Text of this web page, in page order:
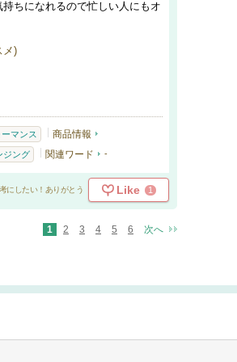
ちになれるので忙しい人にもオ
メ)
マンス 商品情報
ジング 関連ワード -
にしたい！ありがとう Like 1
1 2 3 4 5 6 次へ